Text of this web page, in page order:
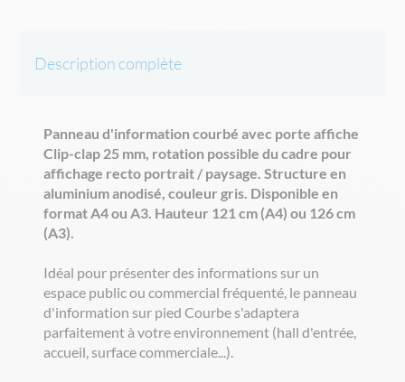
Description complète
Panneau d'information courbé avec porte affiche
Clip-clap 25 mm, rotation possible du cadre pour
affichage recto portrait / paysage. Structure en
aluminium anodisé, couleur gris. Disponible en
format A4 ou A3. Hauteur 121 cm (A4) ou 126 cm
(A3).
Idéal pour présenter des informations sur un
espace public ou commercial fréquenté, le panneau
d'information sur pied Courbe s'adaptera
parfaitement à votre environnement (hall d'entrée,
accueil, surface commerciale...).